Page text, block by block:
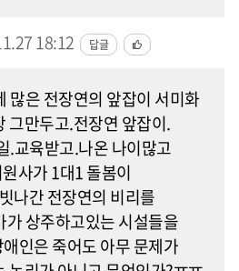
18:12 답글
많은 전장연의 앞잡이 서미화
그만두고.전장연 앞잡이.
.교육받고.나온 나이많고
사가 1대1 돌봄이
나간 전장연의 비리를
상주하고있는 시설들을
인은 죽어도 아무 문제가